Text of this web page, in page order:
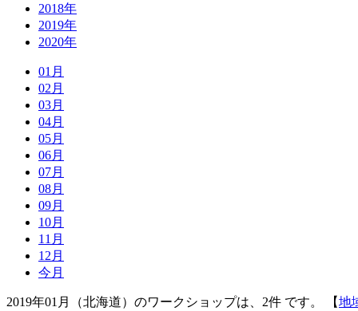
2018年
2019年
2020年
01月
02月
03月
04月
05月
06月
07月
08月
09月
10月
11月
12月
今月
2019年01月（北海道）のワークショップは、2件 です。 【地